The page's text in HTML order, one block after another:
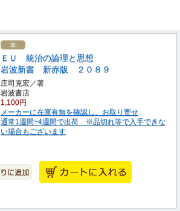
ＥＵ 統治の論理と思想
岩波新書 新赤版 ２０８９
庄司克宏／著
岩波書店
1,100円
メーカーに在庫有無を確認し、お取り寄せ
通常1週間~4週間で出荷 ※品切れ等で入手できな
い場合もございます